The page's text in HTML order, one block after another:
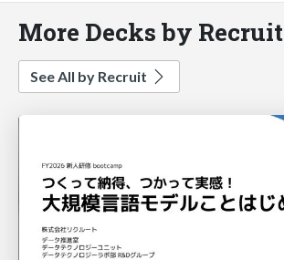
More Decks by Recruit
See All by Recruit